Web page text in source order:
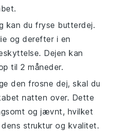
kan du fryse butterdej.
og derefter i en
Dejen kan
til 2 måneder.
den frosne dej, skal du
natten over. Dette
og jævnt, hvilket
struktur og kvalitet.